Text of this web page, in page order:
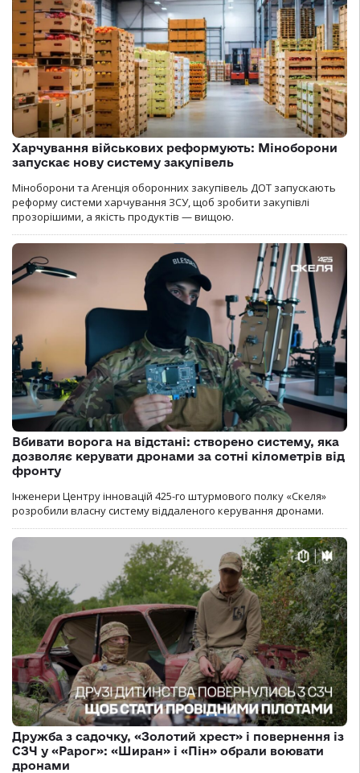
Харчування військових реформують: Міноборони
запускає нову систему закупівель
Міноборони та Агенція оборонних закупівель ДОТ запускають
реформу системи харчування ЗСУ, щоб зробити закупівлі
прозорішими, а якість продуктів — вищою.
Вбивати ворога на відстані: створено систему, яка
дозволяє керувати дронами за сотні кілометрів від
фронту
Інженери Центру інновацій 425-го штурмового полку «Скеля»
розробили власну систему віддаленого керування дронами.
Дружба з садочку, «Золотий хрест» і повернення із
СЗЧ у «Рарог»: «Ширан» і «Пін» обрали воювати
дронами